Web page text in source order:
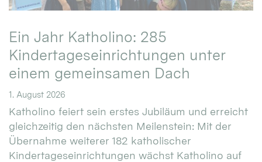
Ein Jahr Katholino: 285
Kindertageseinrichtungen unter
einem gemeinsamen Dach
1. August 2026
Katholino feiert sein erstes Jubiläum und erreicht
gleichzeitig den nächsten Meilenstein: Mit der
Übernahme weiterer 182 katholischer
Kindertageseinrichtungen wächst Katholino auf